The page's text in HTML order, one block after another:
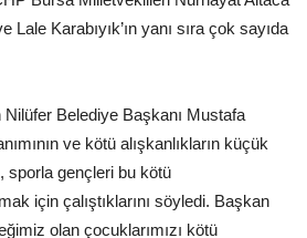
Lale Karabıyık’ın yanı sıra çok sayıda
Nilüfer Belediye Başkanı Mustafa
ve kötü alışkanlıkların küçük
sporla gençleri bu kötü
için çalıştıklarını söyledi. Başkan
olan çocuklarımızı kötü